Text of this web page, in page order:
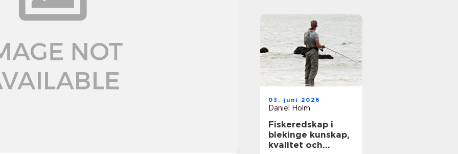
03. juni 2026
Daniel Holm
Fiskeredskap i
blekinge kunskap,
kvalitet och